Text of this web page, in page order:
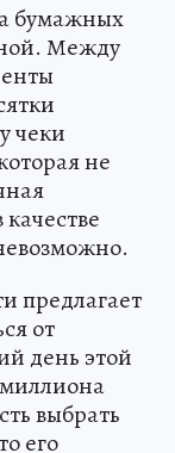
бумажных
Между
чеки
не
предлагает
от
день этой
выбрать
его